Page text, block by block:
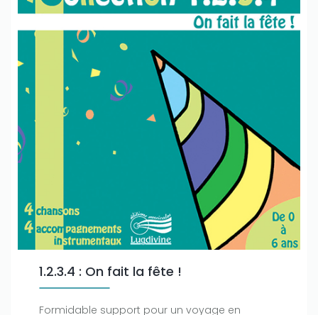
1.2.3.4 : On fait la fête !
Formidable support pour un voyage en